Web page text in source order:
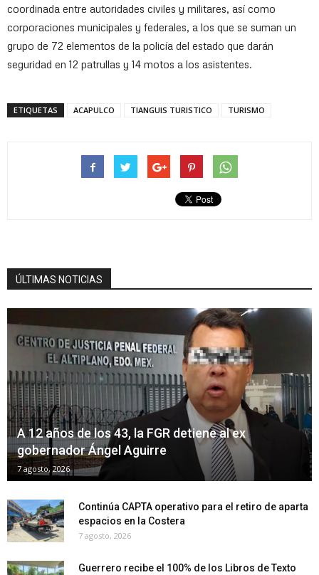
coordinada entre autoridades civiles y militares, así como
corporaciones municipales y federales, a los que se suman un
grupo de 72 elementos de la policía del estado que darán
seguridad en 12 patrullas y 14 motos a los asistentes.
ETIQUETAS ACAPULCO TIANGUIS TURISTICO TURISMO
ÚLTIMAS NOTICIAS
A 12 años de los 43, la FGR detiene al ex
gobernador Ángel Aguirre
7 agosto, 2026
Continúa CAPTA operativo para el retiro de aparta
espacios en la Costera
7 agosto, 2026
Guerrero recibe el 100% de los Libros de Texto